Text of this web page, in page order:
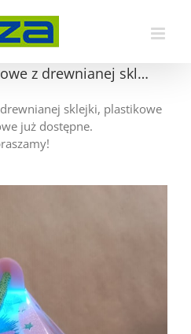
z drewnianej skl…
sklejki, plastikowe
już dostępne.